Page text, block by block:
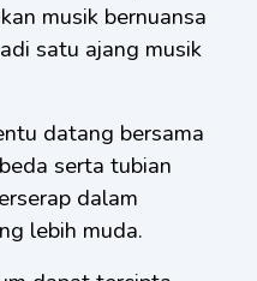
musik bernuansa
satu ajang musik
datang bersama
serta tubian
dalam
lebih muda.